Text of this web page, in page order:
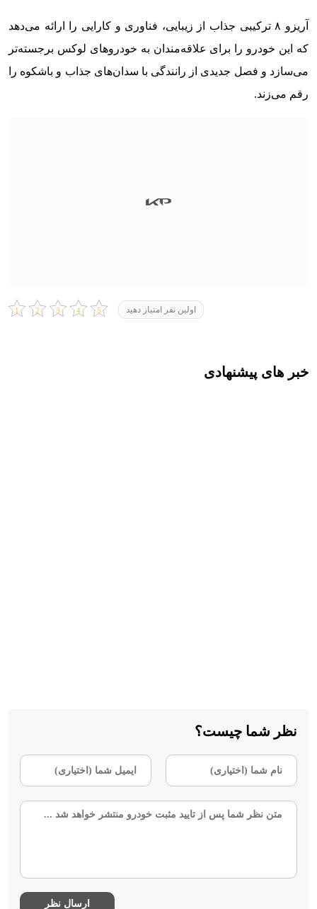
آریزو ۸ ترکیبی جذاب از زیبایی، فناوری و کارایی را ارائه می‌دهد
که این خودرو را برای علاقه‌مندان به خودروهای لوکس برجسته‌تر
می‌سازد و فصل جدیدی از رانندگی با سدان‌های جذاب و باشکوه را
رقم می‌زند.
اولین نفر امتیاز دهید
خبر های پیشنهادی
نظر شما چیست؟